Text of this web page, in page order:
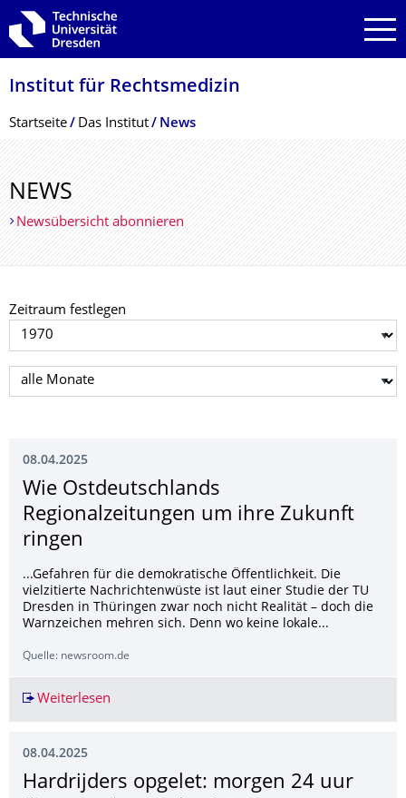
Zur Hauptnavigation springen
Zur Suche springen
Zum Inhalt springen
Institut für Rechtsmedizin
Breadcrumb-Menü
Startseite Das Institut News
NEWS
Newsübersicht abonnieren
Zeitraum festlegen
Jahr auswählen
Monat auswählen
08.04.2025
Wie Ostdeutschlands
Regionalzeitungen um ihre Zukunft
ringen
...Gefahren für die demokratische Öffentlichkeit. Die
vielzitierte Nachrichtenwüste ist laut einer Studie der TU
Dresden in Thüringen zwar noch nicht Realität – doch die
Warnzeichen mehren sich. Denn wo keine lokale...
Quelle: newsroom.de
Weiterlesen
08.04.2025
Hardrijders opgelet: morgen 24 uur